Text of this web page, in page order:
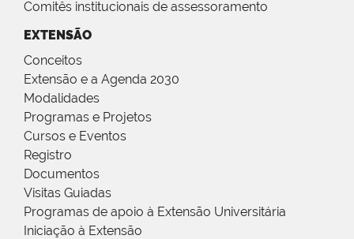
Comitês institucionais de assessoramento
EXTENSÃO
Conceitos
Extensão e a Agenda 2030
Modalidades
Programas e Projetos
Cursos e Eventos
Registro
Documentos
Visitas Guiadas
Programas de apoio à Extensão Universitária
Iniciação à Extensão